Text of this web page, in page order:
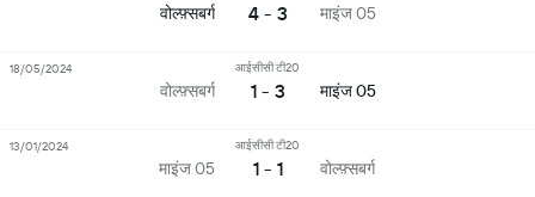
वोल्फ़्सबर्ग 4 - 3 माइंज 05
वोल्फ़्सबर्ग
आईसीसी टी20
1 - 3 माइंज 05
18/05/2024
माइंज 05
आईसीसी टी20
1 - 1 वोल्फ़्सबर्ग
13/01/2024